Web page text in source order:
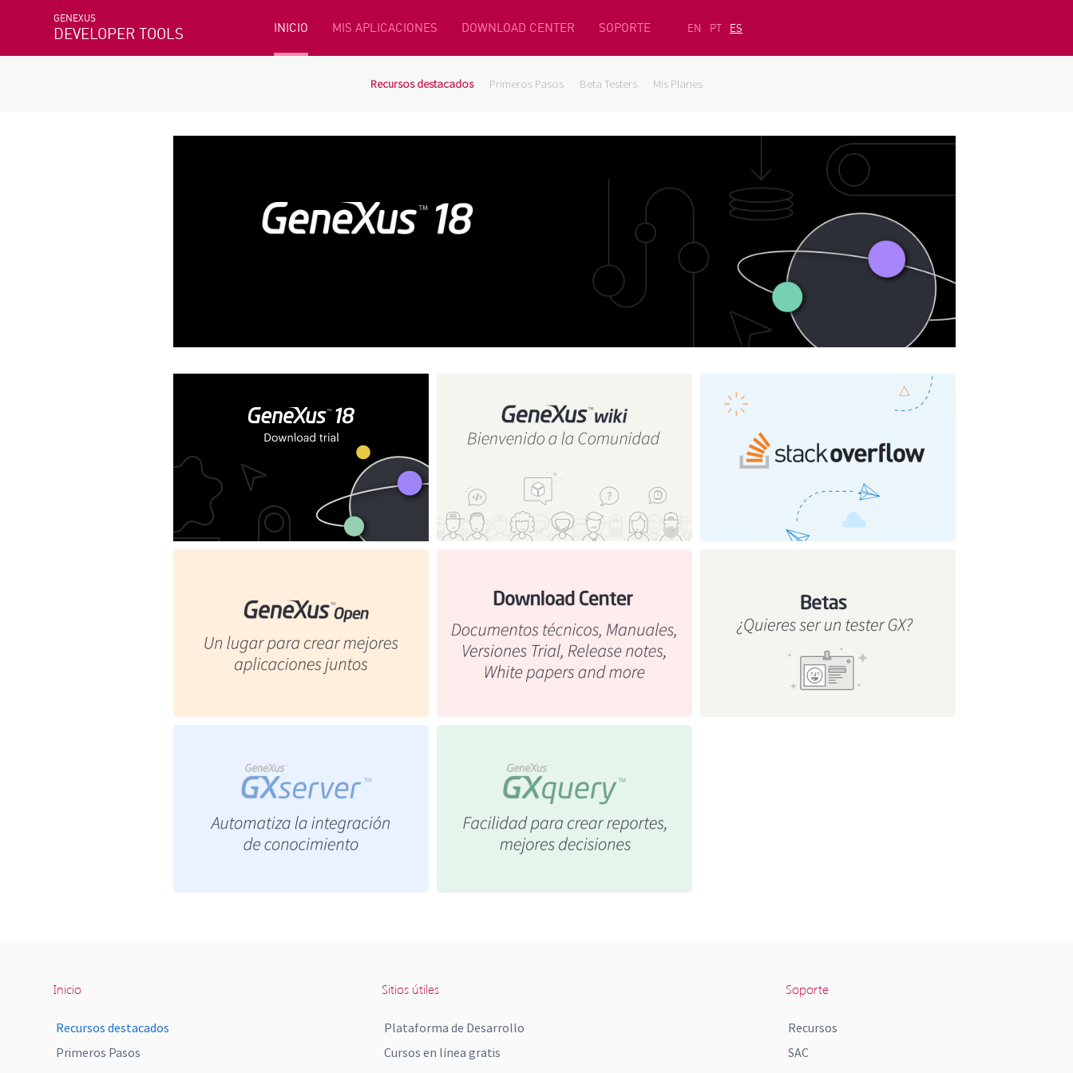
GENEXUS
DEVELOPER TOOLS INICIO MIS APLICACIONES DOWNLOAD CENTER SOPORTE EN PT ES
Recursos destacados Primeros Pasos Beta Testers Mis Planes
Inicio
Recursos destacados
Primeros Pasos
Sitios útiles
Plataforma de Desarrollo
Cursos en línea gratis
Soporte
Recursos
SAC